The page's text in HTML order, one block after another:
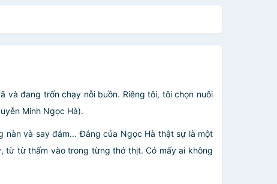
và đang trốn chạy nỗi buồn. Riêng tôi, tôi chọn nuôi
Minh Ngọc Hà).
nàn và say đắm… Đắng của Ngọc Hà thật sự là một
từ từ thấm vào trong từng thớ thịt. Có mấy ai không